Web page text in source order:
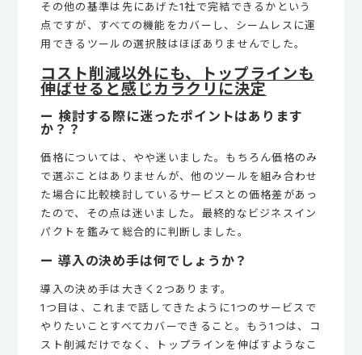
その他の基準は先にあげた1社で完結できるかという
点ですが、すべての機能をカバーし、シームレスに運
用できるツールの選択肢はほぼありませんでした。
コスト削減以外にも、トップラインも
伸ばせると感じカラクリに決定
ー 検討する際に迷ったポイントはあります
か？？
価格については、やや迷いました。もちろん価格のみ
で選ぶことはありませんが、他のツールを組み合わせ
た場合に比較検討しているサービスとの価格差があっ
たので、その点は迷いました。最終的なビジネスイン
パクトを鑑みて総合的に判断しました。
ー 導入の決め手は何でしょうか？
導入の決め手は大きく2つあります。
1つ目は、これまで話してきたように1つのサービスで
やりたいことすべてカバーできること。もう1つは、コ
スト削減だけでなく、トップラインを伸ばすようなこ